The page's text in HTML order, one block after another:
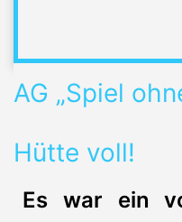
AG „Spiel
Hütte voll!
Es war ein